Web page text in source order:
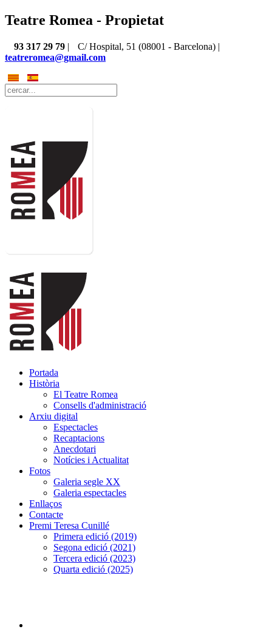
Teatre Romea - Propietat
93 317 29 79 |
C/ Hospital, 51 (08001 - Barcelona) |
teatreromea@gmail.com
Portada
Història
El Teatre Romea
Consells d'administració
Arxiu digital
Espectacles
Recaptacions
Anecdotari
Notícies i Actualitat
Fotos
Galeria segle XX
Galeria espectacles
Enllaços
Contacte
Premi Teresa Cunillé
Primera edició (2019)
Segona edició (2021)
Tercera edició (2023)
Quarta edició (2025)